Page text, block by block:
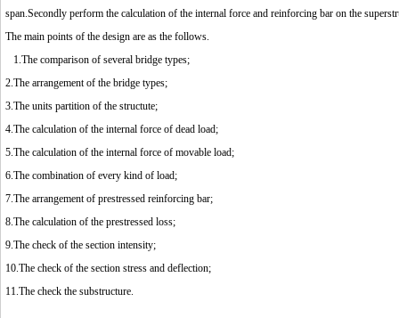
span.Secondly perform the calculation of the internal force and reinforcing bar on the
The main points of the design are as the follows.
1.The comparison of several bridge types;
2.The arrangement of the bridge types;
3.The units partition of the structute;
4.The calculation of the internal force of dead load;
5.The calculation of the internal force of movable load;
6.The combination of every kind of load;
7.The arrangement of prestressed reinforcing bar;
8.The calculation of the prestressed loss;
9.The check of the section intensity;
10.The check of the section stress and deflection;
11.The check the substructure.